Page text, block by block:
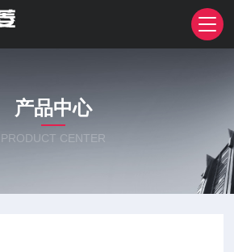
产品中心
PRODUCT CENTER